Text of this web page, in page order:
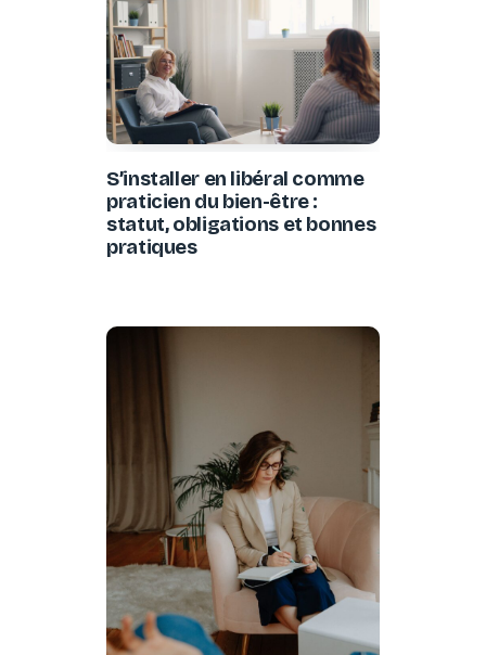
S’installer en libéral comme
praticien du bien-être :
statut, obligations et bonnes
pratiques